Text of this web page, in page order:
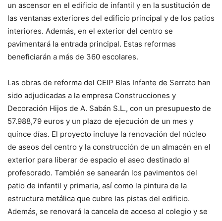
un ascensor en el edificio de infantil y en la sustitución de
las ventanas exteriores del edificio principal y de los patios
interiores. Además, en el exterior del centro se
pavimentará la entrada principal. Estas reformas
beneficiarán a más de 360 escolares.
Las obras de reforma del CEIP Blas Infante de Serrato han
sido adjudicadas a la empresa Construcciones y
Decoración Hijos de A. Sabán S.L., con un presupuesto de
57.988,79 euros y un plazo de ejecución de un mes y
quince días. El proyecto incluye la renovación del núcleo
de aseos del centro y la construcción de un almacén en el
exterior para liberar de espacio el aseo destinado al
profesorado. También se sanearán los pavimentos del
patio de infantil y primaria, así como la pintura de la
estructura metálica que cubre las pistas del edificio.
Además, se renovará la cancela de acceso al colegio y se